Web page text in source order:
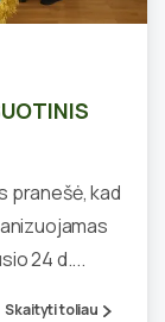
pranešė, kad
24 d....
Skaityti toliau